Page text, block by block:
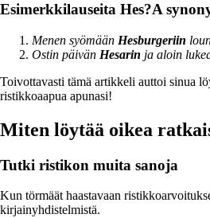
Esimerkkilauseita Hes?A
Menen syömään Hesburgeriin
Ostin päivän Hesarin ja aloin
Toivottavasti tämä artikkeli auttoi sinua
ristikkoaapua apunasi!
Miten löytää oikea
Tutki ristikon muita sanoja
Kun törmäät haastavaan
kirjainyhdistelmistä.